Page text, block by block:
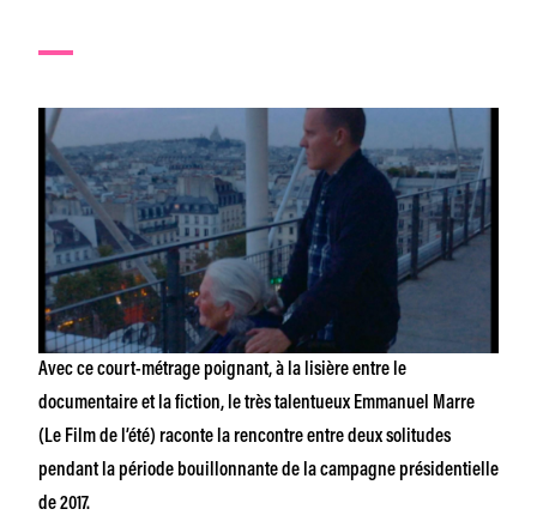
Avec ce court-métrage poignant, à la lisière entre le
documentaire et la fiction, le très talentueux Emmanuel Marre
(Le Film de l’été) raconte la rencontre entre deux solitudes
pendant la période bouillonnante de la campagne présidentielle
de 2017.